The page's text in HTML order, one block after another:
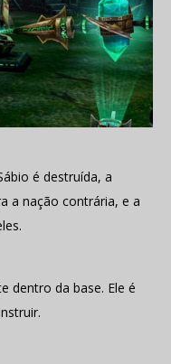
é destruída, a
a nação contrária, e a
dentro da base. Ele é